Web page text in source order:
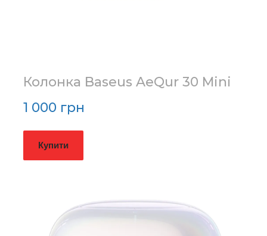
Колонка Baseus AeQur 30 Mini
1 000 грн
Купити